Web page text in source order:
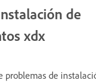
de
xdx
problemas de